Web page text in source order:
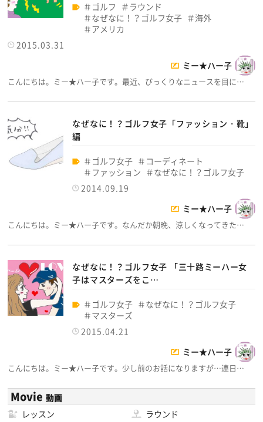
ゴルフ
ラウンド
なぜなに！？ゴルフ女子
海外
アメリカ
2015.03.31
ミー★ハー子
こんにちは。ミー★ハー子です。最近、びっくりなニュースを目に…
なぜなに！？ゴルフ女子「ファッション・靴」
編
ゴルフ女子
コーディネート
ファッション
なぜなに！？ゴルフ女子
2014.09.19
ミー★ハー子
こんにちは。ミー★ハー子です。なんだか朝晩、涼しくなってきた…
なぜなに！？ゴルフ女子 「三十路ミーハー女
子はマスターズをこ…
ゴルフ女子
なぜなに！？ゴルフ女子
マスターズ
2015.04.21
ミー★ハー子
こんにちは。ミー★ハー子です。少し前のお話になりますが…連日…
Movie 動画
レッスン
ラウンド